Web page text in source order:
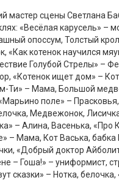
мастер сцены Светлана
«Весёлая карусель» –
опоссум, Толстый
«Как котенок научился
Голубой Стрелы» –
«Котенок ищет дом» –
Ти» – Мама, Большой
поле» –
Медвежонок,
– Алина, Васенька, «Про
– Мама, Кот Васька,
«Добрый доктор
– Гоша!» – униформист,
сказки» – Нотка,